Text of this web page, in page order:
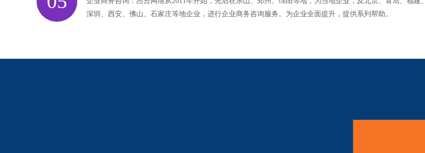
深圳、西安、佛山、石家庄等地企业，进行企业商务咨询服务。为企业全面提升，提供系列帮助。